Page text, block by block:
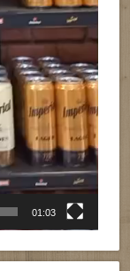
01:03